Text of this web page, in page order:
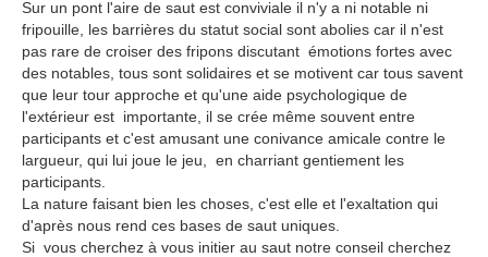
Sur un pont l'aire de saut est conviviale il n'y a ni notable ni
fripouille, les barrières du statut social sont abolies car il n'est
pas rare de croiser des fripons discutant émotions fortes avec
des notables, tous sont solidaires et se motivent car tous savent
que leur tour approche et qu'une aide psychologique de
l'extérieur est importante, il se crée même souvent entre
participants et c'est amusant une conivance amicale contre le
largueur, qui lui joue le jeu, en charriant gentiement les
participants.
La nature faisant bien les choses, c'est elle et l'exaltation qui
d'après nous rend ces bases de saut uniques.
Si vous cherchez à vous initier au saut notre conseil cherchez